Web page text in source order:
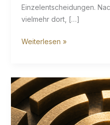
Einzelentscheidungen.
vielmehr dort, […]
Funktionale
nicht
zufällig
Weiterlesen »